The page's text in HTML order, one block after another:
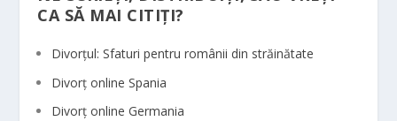
CA SĂ MAI CITIȚI?
Divorțul: Sfaturi pentru românii din străinătate
Divorț online Spania
Divorț online Germania